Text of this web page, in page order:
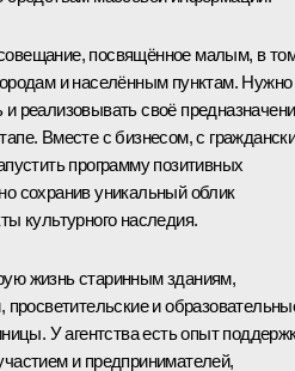
посвящённое малым, в
и населённым пунктам. Нужно
реализовывать своё
Вместе с бизнесом, с
программу позитивных
сохранив уникальный облик
культурного наследия.
жизнь старинным зданиям,
просветительские и
У агентства есть опыт
и предпринимателей,